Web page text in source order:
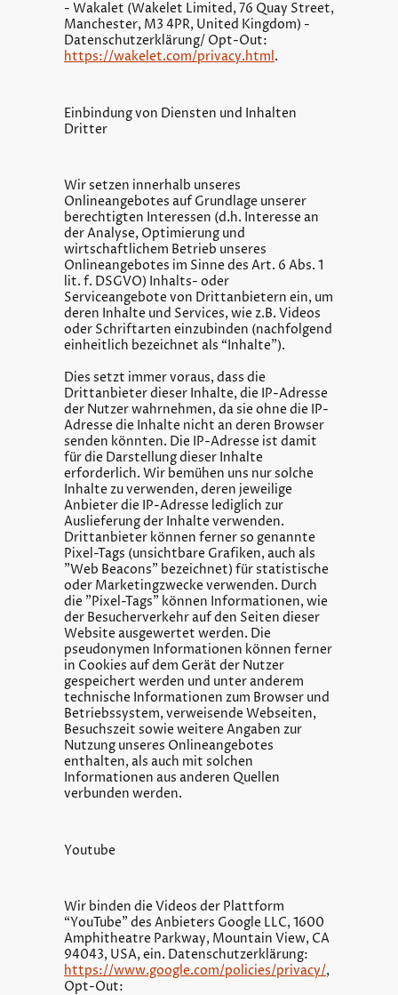
- Wakalet (Wakelet Limited, 76 Quay Street,
Manchester, M3 4PR, United Kingdom) -
Datenschutzerklärung/ Opt-Out:
https://wakelet.com/privacy.html.
Einbindung von Diensten und Inhalten
Dritter
Wir setzen innerhalb unseres
Onlineangebotes auf Grundlage unserer
berechtigten Interessen (d.h. Interesse an
der Analyse, Optimierung und
wirtschaftlichem Betrieb unseres
Onlineangebotes im Sinne des Art. 6 Abs. 1
lit. f. DSGVO) Inhalts- oder
Serviceangebote von Drittanbietern ein, um
deren Inhalte und Services, wie z.B. Videos
oder Schriftarten einzubinden (nachfolgend
einheitlich bezeichnet als “Inhalte”).
Dies setzt immer voraus, dass die
Drittanbieter dieser Inhalte, die IP-Adresse
der Nutzer wahrnehmen, da sie ohne die IP-
Adresse die Inhalte nicht an deren Browser
senden könnten. Die IP-Adresse ist damit
für die Darstellung dieser Inhalte
erforderlich. Wir bemühen uns nur solche
Inhalte zu verwenden, deren jeweilige
Anbieter die IP-Adresse lediglich zur
Auslieferung der Inhalte verwenden.
Drittanbieter können ferner so genannte
Pixel-Tags (unsichtbare Grafiken, auch als
"Web Beacons" bezeichnet) für statistische
oder Marketingzwecke verwenden. Durch
die "Pixel-Tags" können Informationen, wie
der Besucherverkehr auf den Seiten dieser
Website ausgewertet werden. Die
pseudonymen Informationen können ferner
in Cookies auf dem Gerät der Nutzer
gespeichert werden und unter anderem
technische Informationen zum Browser und
Betriebssystem, verweisende Webseiten,
Besuchszeit sowie weitere Angaben zur
Nutzung unseres Onlineangebotes
enthalten, als auch mit solchen
Informationen aus anderen Quellen
verbunden werden.
Youtube
Wir binden die Videos der Plattform
“YouTube” des Anbieters Google LLC, 1600
Amphitheatre Parkway, Mountain View, CA
94043, USA, ein. Datenschutzerklärung:
https://www.google.com/policies/privacy/,
Opt-Out: